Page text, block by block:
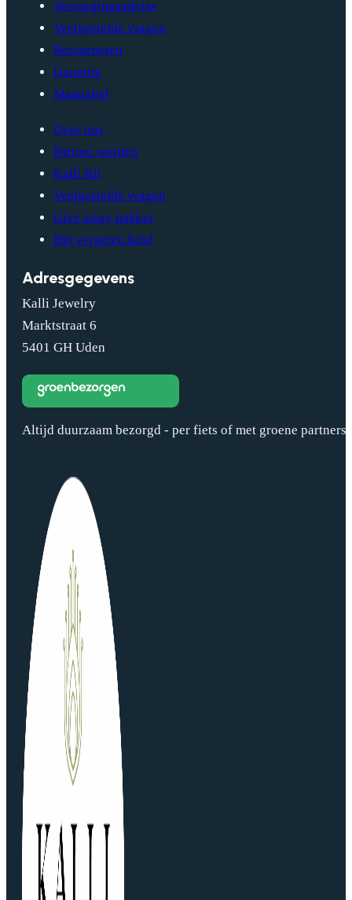
Verzorgingsadvies
Veelgestelde vragen
Retourneren
Garantie
Maattabel
Over ons
Partner worden
Kalli Kit
Veelgestelde vragen
Give away pakket
Het vergeten kind
Adresgegevens
Kalli Jewelry
Marktstraat 6
5401 GH Uden
Altijd duurzaam bezorgd - per fiets of met groene partners